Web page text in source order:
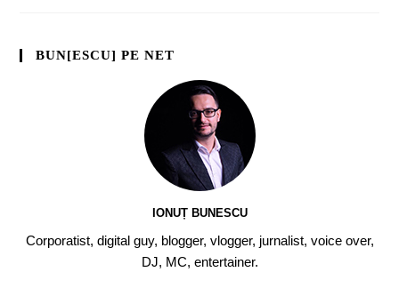
BUN[ESCU] PE NET
IONUȚ BUNESCU
Corporatist, digital guy, blogger, vlogger, jurnalist, voice over,
DJ, MC, entertainer.